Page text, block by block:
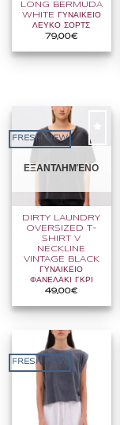
LONG BERMUDA
WHITE ΓΥΝΑΙΚΕΙΟ
ΛΕΥΚΟ ΣΟΡΤΣ
79,00€
FRESH NEW
ΕΞΑΝΤΛΗΜΈΝΟ
DIRTY LAUNDRY
OVERSIZED T-
SHIRT V
NECKLINE
VINTAGE BLACK
ΓΥΝΑΙΚΕΙΟ
ΦΑΝΕΛΑΚΙ ΓΚΡΙ
49,00€
FRESH NEW